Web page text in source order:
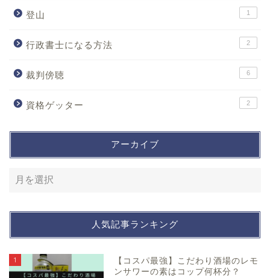
登山 1
行政書士になる方法 2
裁判傍聴 6
資格ゲッター 2
アーカイブ
人気記事ランキング
1
【コスパ最強】こだわり酒場のレモ
ンサワーの素はコップ何杯分？